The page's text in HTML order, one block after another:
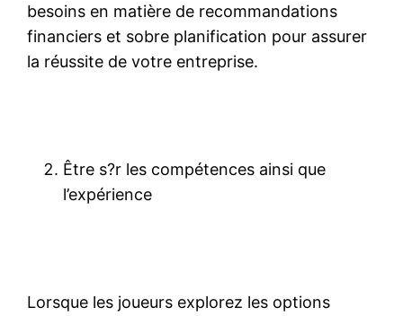
besoins en matière de recommandations
financiers et sobre planification pour assurer
la réussite de votre entreprise.
Être s?r les compétences ainsi que
l’expérience
Lorsque les joueurs explorez les options